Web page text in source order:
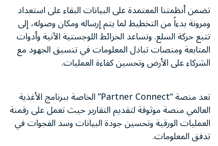
تضمن أنظمتنا المعتمدة على البيانات البقاء على استعداد
ومرونة بدءاً من التخطيط لما يتم إرساله ومكان وصوله، إلى
تتبع حركة السلع. وتساعد الخرائط اللوجستية الآنية وأدوات
المتابعة ومنصات تبادل المعلومات في تنسيق الجهود مع
الشركاء على الأرض وتحسين كفاءة العمليات.
تعد منصة “Partner Connect” الخاصة ببرنامج الأغذية
العالمي منصة موثوقة لتقديم التقارير حيث تعمل على رقمنة
العمليات الورقية وتحسين جودة البيانات وسد الفجوات في
تدفق المعلومات.